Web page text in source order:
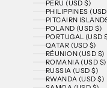
PERU (USD $)
PHILIPPINES
PITCAIRN
POLAND (USD $)
PORTUGAL (USD
QATAR (USD $)
RÉUNION (USD $)
ROMANIA (USD $)
RUSSIA (USD $)
RWANDA (USD $)